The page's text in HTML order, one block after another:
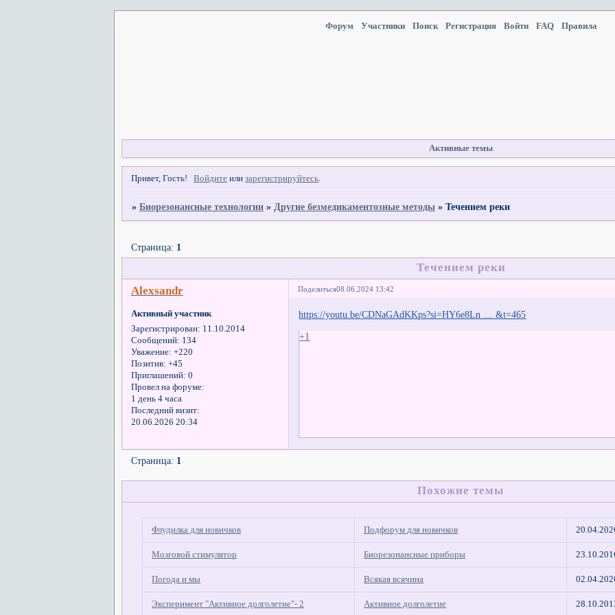
Форум Участники Поиск Регистрация Войти FAQ Правила
Активные темы
Привет, Гость! Войдите илизарегистрируйтесь.
»Биорезонансные технологии » Другие безмедикаментозные методы »Течением реки
Течением реки
Страница: 1
Поделиться08.06.2024 13:42
Alexsandr
Активный участник
Зарегистрирован: 11.10.2014
Сообщений: 134
Уважение: +220
Позитив: +45
Приглашений: 0
Провел на форуме:
1 день 4 часа
Последний визит:
20.06.2026 20:34
https://youtu.be/CDNaGAdKKps?si=HY6e8Ln … &t=465
+1
Страница: 1
Похожие темы
Флудилка для новичков Подфорум для новичков
Мозговой стимулятор Биорезонансные приборы
Погода и мы Всякая всячина
Эксперимент "Активное долголетие"- 2 Активное долголетие